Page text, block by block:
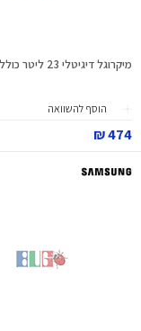
מיקרוגל דיגיטלי 23 ליטר כולל תכנ...
הוסף להשוואה
474 ₪